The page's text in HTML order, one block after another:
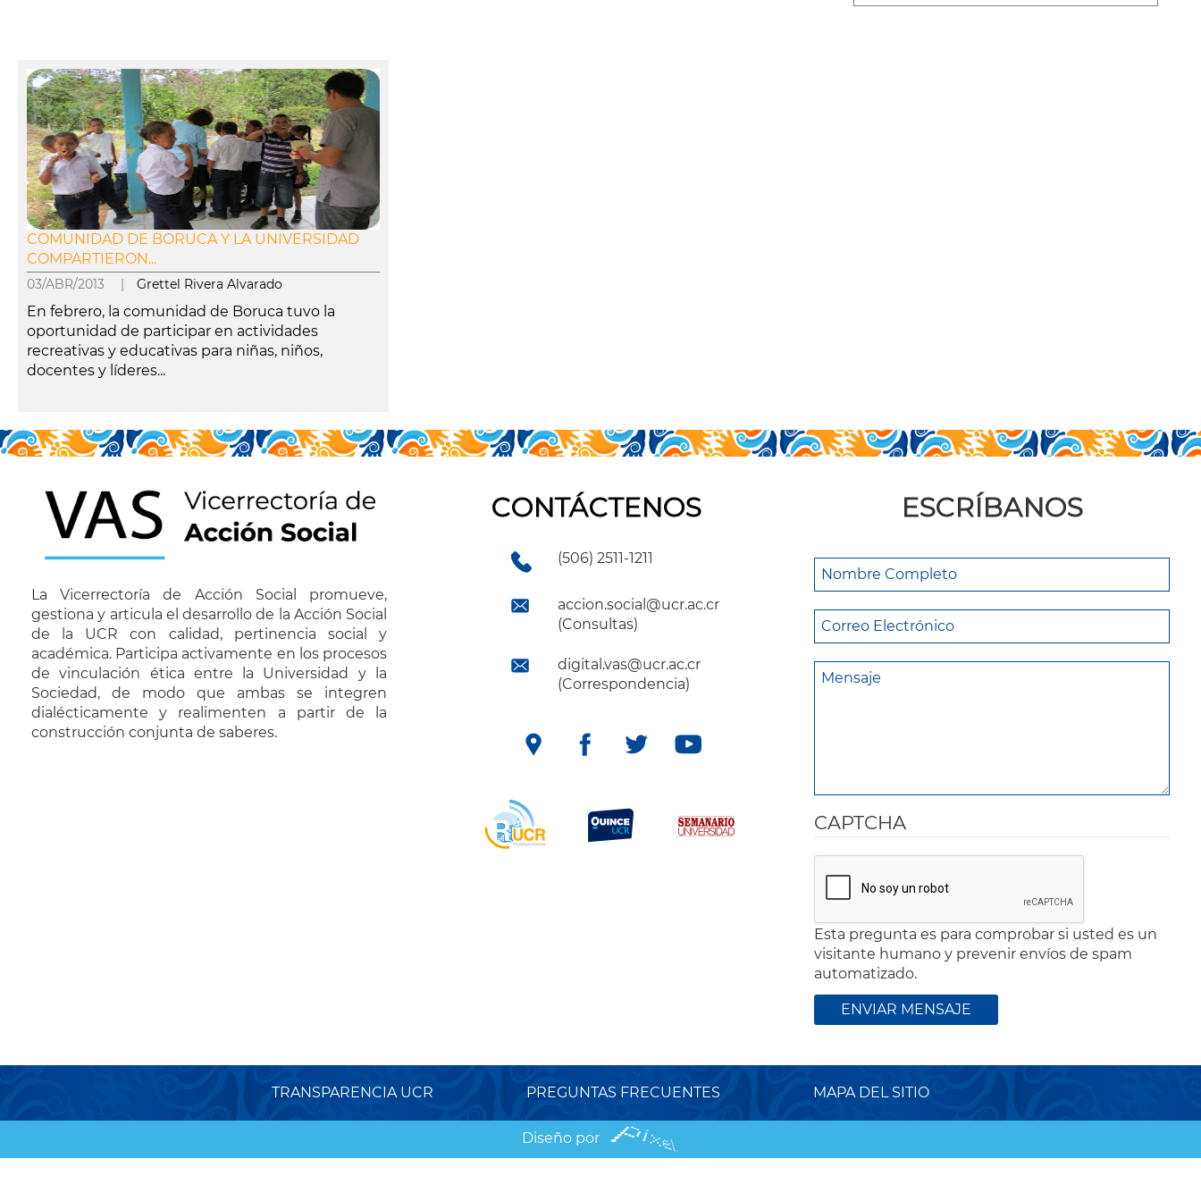
COMUNIDAD DE BORUCA Y LA UNIVERSIDAD
COMPARTIERON...
03/ABR/2013 | Grettel Rivera Alvarado
En febrero, la comunidad de Boruca tuvo la
oportunidad de participar en actividades
recreativas y educativas para niñas, niños,
docentes y líderes...
La Vicerrectoría de Acción Social promueve,
gestiona y articula el desarrollo de la Acción Social
de la UCR con calidad, pertinencia social y
académica. Participa activamente en los procesos
de vinculación ética entre la Universidad y la
Sociedad, de modo que ambas se integren
dialécticamente y realimenten a partir de la
construcción conjunta de saberes.
CONTÁCTENOS
(506) 2511-1211
accion.social@ucr.ac.cr
(Consultas)
digital.vas@ucr.ac.cr
(Correspondencia)
ESCRÍBANOS
CAPTCHA
Esta pregunta es para comprobar si usted es un
visitante humano y prevenir envíos de spam
automatizado.
TRANSPARENCIA UCR PREGUNTAS FRECUENTES MAPA DEL SITIO
Diseño por